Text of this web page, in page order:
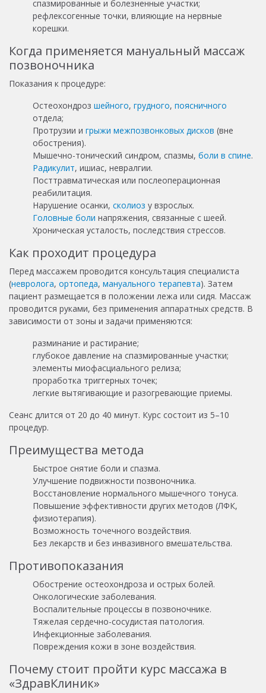
спазмированные и болезненные участки;
рефлексогенные точки, влияющие на нервные
корешки.
Когда применяется мануальный массаж
позвоночника
Показания к процедуре:
Остеохондроз шейного, грудного, поясничного
отдела;
Протрузии и грыжи межпозвонковых дисков (вне
обострения).
Мышечно-тонический синдром, спазмы, боли в спине.
Радикулит, ишиас, невралгии.
Посттравматическая или послеоперационная
реабилитация.
Нарушение осанки, сколиоз у взрослых.
Головные боли напряжения, связанные с шеей.
Хроническая усталость, последствия стрессов.
Как проходит процедура
Перед массажем проводится консультация специалиста
(невролога, ортопеда, мануального терапевта). Затем
пациент размещается в положении лежа или сидя. Массаж
проводится руками, без применения аппаратных средств. В
зависимости от зоны и задачи применяются:
разминание и растирание;
глубокое давление на спазмированные участки;
элементы миофасциального релиза;
проработка триггерных точек;
легкие вытягивающие и разогревающие приемы.
Сеанс длится от 20 до 40 минут. Курс состоит из 5–10
процедур.
Преимущества метода
Быстрое снятие боли и спазма.
Улучшение подвижности позвоночника.
Восстановление нормального мышечного тонуса.
Повышение эффективности других методов (ЛФК,
физиотерапия).
Возможность точечного воздействия.
Без лекарств и без инвазивного вмешательства.
Противопоказания
Обострение остеохондроза и острых болей.
Онкологические заболевания.
Воспалительные процессы в позвоночнике.
Тяжелая сердечно-сосудистая патология.
Инфекционные заболевания.
Повреждения кожи в зоне воздействия.
Почему стоит пройти курс массажа в
«ЗдравКлиник»